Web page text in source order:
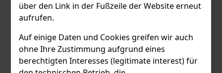
über den Link in der Fußzeile der Website erneut
aufrufen.
Auf einige Daten und Cookies greifen wir auch
ohne Ihre Zustimmung aufgrund eines
berechtigten Interesses (legitimate interest) für